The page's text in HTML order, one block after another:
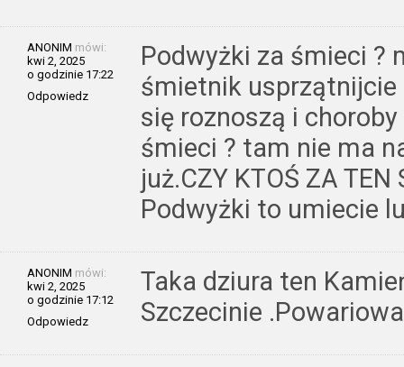
ANONIM mówi:
kwi 2, 2025
o godzinie 17:22
Odpowiedz
Podwyżki za śmieci ?
śmietnik usprzątnijcie
się roznoszą i choroby
śmieci ? tam nie ma
już.CZY KTOŚ ZA TEN
Podwyżki to umiecie
ANONIM mówi:
kwi 2, 2025
o godzinie 17:12
Odpowiedz
Taka dziura ten
Szczecinie